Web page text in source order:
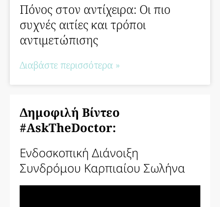
Πόνος στον αντίχειρα: Οι πιο
συχνές αιτίες και τρόποι
αντιμετώπισης
Διαβάστε περισσότερα »
Δημοφιλή Βίντεο
#AskTheDoctor:
Ενδοσκοπική Διάνοιξη
Συνδρόμου Καρπιαίου Σωλήνα